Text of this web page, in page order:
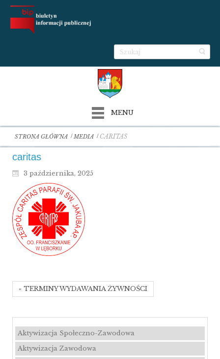
MENU
STRONA GŁÓWNA MEDIA CARITAS
caritas
3 października, 2025
« TERMINY WYDAWANIA ŻYWNOŚCI
Aktywizacja Społeczno-Zawodowa
Aktywizacja Zawodowa